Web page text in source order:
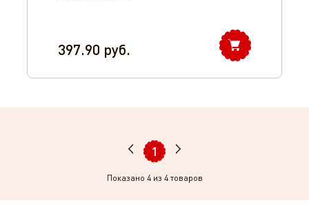
397.90 руб.
1
Показано 4из 4 товаров